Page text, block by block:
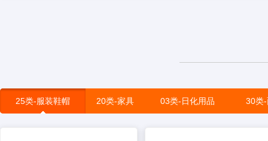
25类-服装鞋帽 20类-家具 03类-日化用品 30类